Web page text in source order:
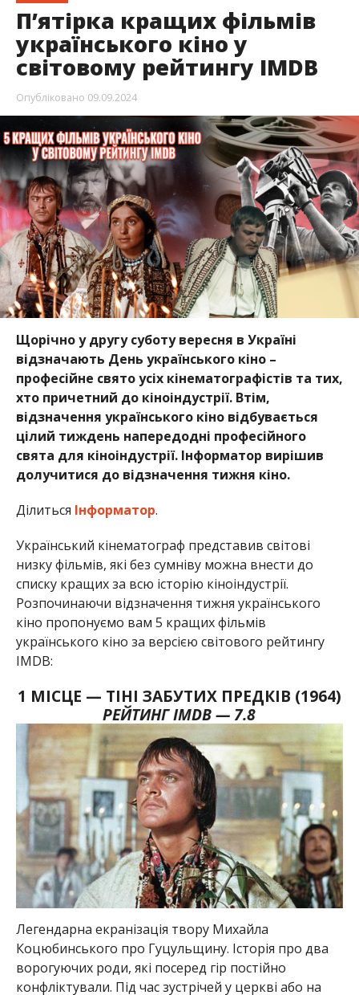
П’ятірка кращих фільмів
українського кіно у
світовому рейтингу IMDB
Опубліковано 09.09.2024
Щорічно у другу суботу вересня в Україні
відзначають День українського кіно –
професійне свято усіх кінематографістів та тих,
хто причетний до кіноіндустрії. Втім,
відзначення українського кіно відбувається
цілий тиждень напередодні професійного
свята для кіноіндустрії. Інформатор вирішив
долучитися до відзначення тижня кіно.
Ділиться Інформатор.
Український кінематограф представив світові
низку фільмів, які без сумніву можна внести до
списку кращих за всю історію кіноіндустрії.
Розпочинаючи відзначення тижня українського
кіно пропонуємо вам 5 кращих фільмів
українського кіно за версією світового рейтингу
IMDB:
1 МІСЦЕ — ТІНІ ЗАБУТИХ ПРЕДКІВ (1964)
РЕЙТИНГ IMDB — 7.8
Легендарна екранізація твору Михайла
Коцюбинського про Гуцульщину. Історія про два
ворогуючих роди, які посеред гір постійно
конфліктували. Під час зустрічей у церкві або на